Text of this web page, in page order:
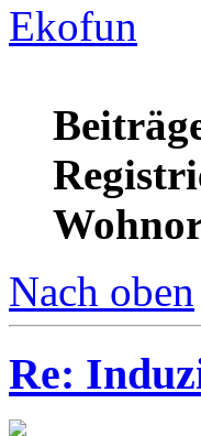
Ekofun
Nach oben
Re: